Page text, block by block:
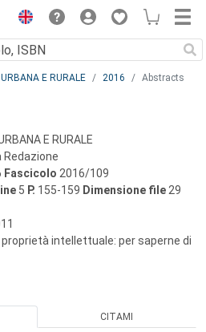
E RURALE 2016 Abstracts
E RURALE
Redazione
Fascicolo 2016/109
5 P. 155-159 Dimensione file 29
proprietà intellettuale: per saperne di
CITAMI